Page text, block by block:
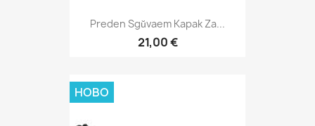
Preden Sgŭvaem Kapak Za...
21,00 €
НОВО